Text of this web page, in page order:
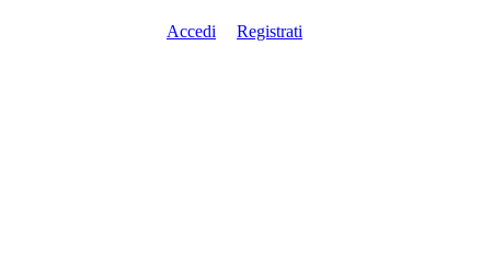
Accedi Registrati